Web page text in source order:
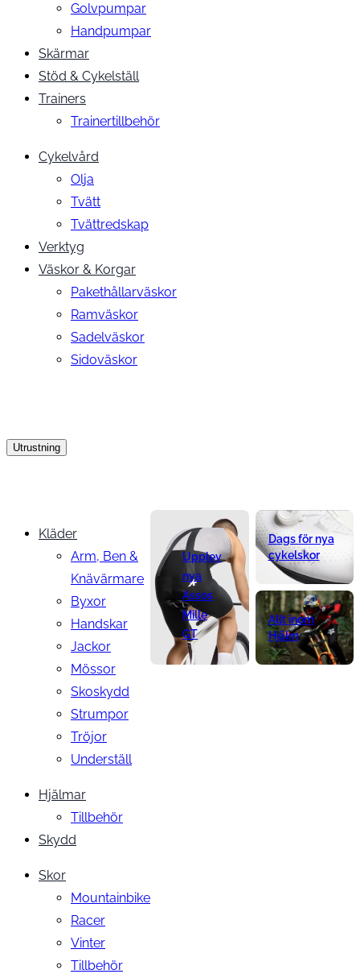
Golvpumpar
Handpumpar
Skärmar
Stöd & Cykelställ
Trainers
Trainertillbehör
Cykelvård
Olja
Tvätt
Tvättredskap
Verktyg
Väskor & Korgar
Pakethållarväskor
Ramväskor
Sadelväskor
Sidoväskor
Utrustning
Kläder
Arm, Ben &
Knävärmare
Byxor
Handskar
Jackor
Mössor
Skoskydd
Strumpor
Tröjor
Underställ
Hjälmar
Tillbehör
Skydd
Skor
Mountainbike
Racer
Vinter
Tillbehör
Upplev
nya
Assos
Mille
GT
Dags för nya
cykelskor
Allt inom
Hjälm